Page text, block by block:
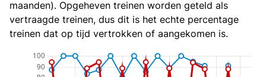
maanden). Opgeheven treinen worden geteld als
vertraagde treinen, dus dit is het echte percentage
treinen dat op tijd vertrokken of aangekomen is.